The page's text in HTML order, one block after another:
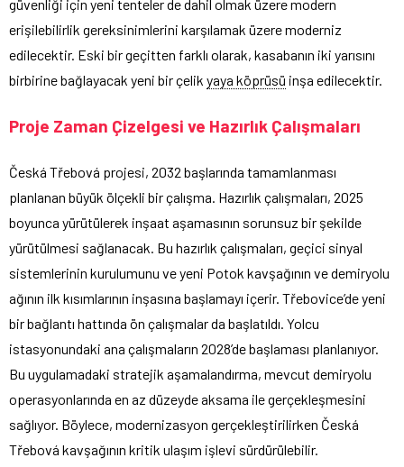
güvenliği için yeni tenteler de dahil olmak üzere modern
erişilebilirlik gereksinimlerini karşılamak üzere moderniz
edilecektir. Eski bir geçitten farklı olarak, kasabanın iki yarısını
birbirine bağlayacak yeni bir çelik yaya köprüsü inşa edilecektir.
Proje Zaman Çizelgesi ve Hazırlık Çalışmaları
Česká Třebová projesi, 2032 başlarında tamamlanması
planlanan büyük ölçekli bir çalışma. Hazırlık çalışmaları, 2025
boyunca yürütülerek inşaat aşamasının sorunsuz bir şekilde
yürütülmesi sağlanacak. Bu hazırlık çalışmaları, geçici sinyal
sistemlerinin kurulumunu ve yeni Potok kavşağının ve demiryolu
ağının ilk kısımlarının inşasına başlamayı içerir. Třebovice’de yeni
bir bağlantı hattında ön çalışmalar da başlatıldı. Yolcu
istasyonundaki ana çalışmaların 2028’de başlaması planlanıyor.
Bu uygulamadaki stratejik aşamalandırma, mevcut demiryolu
operasyonlarında en az düzeyde aksama ile gerçekleşmesini
sağlıyor. Böylece, modernizasyon gerçekleştirilirken Česká
Třebová kavşağının kritik ulaşım işlevi sürdürülebilir.